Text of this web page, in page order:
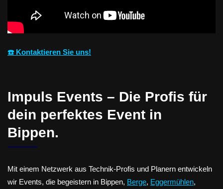
☎️ Kontaktieren Sie uns!
Impuls Events – Die Profis für
dein perfektes Event in
Bippen.
Mit einem Netzwerk aus Technik-Profis und Planern entwickeln
wir Events, die begeistern in Bippen, Berge, Eggermühlen,